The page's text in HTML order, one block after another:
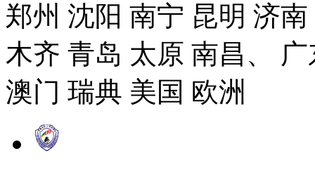
郑州 沈阳 南宁 昆明 济
木齐 青岛 太原 南昌、
澳门 瑞典 美国 欧洲